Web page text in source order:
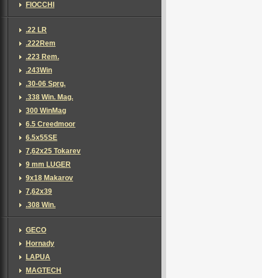
FIOCCHI
.22 LR
.222Rem
.223 Rem.
.243Win
.30-06 Sprg.
.338 Win. Mag.
300 WinMag
6.5 Creedmoor
6.5x55SE
7,62х25 Tokarev
9 mm LUGER
9х18 Makarov
7,62х39
.308 Win.
GECO
Hornady
LAPUA
MAGTECH